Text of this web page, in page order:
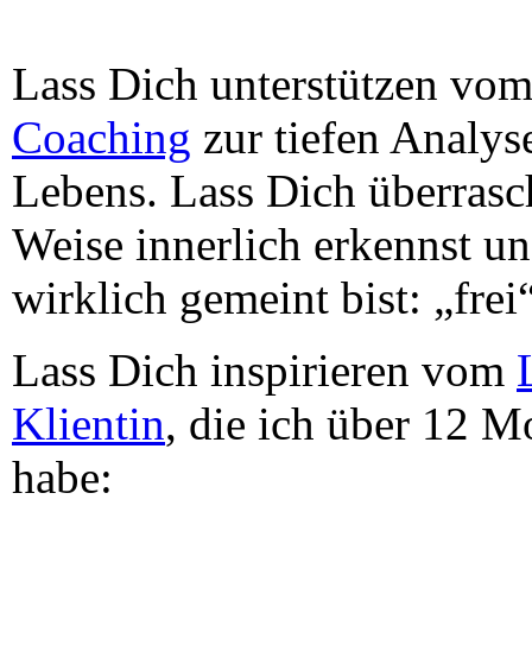
Lass Dich unterstützen
Coaching zur tiefen
Lebens. Lass Dich
Weise innerlich erkennst
wirklich gemeint bist:
Lass Dich inspirieren vom
Klientin, die ich über 12
habe: